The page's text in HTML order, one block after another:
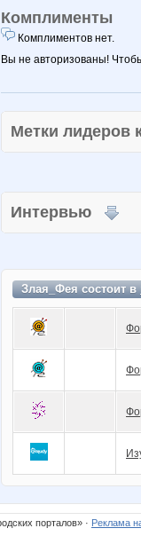
Комплименты
Комплиментов нет.
Вы не авторизованы!
Метки
Интервью
Злая_Фея состоит в
порталов» · Реклама